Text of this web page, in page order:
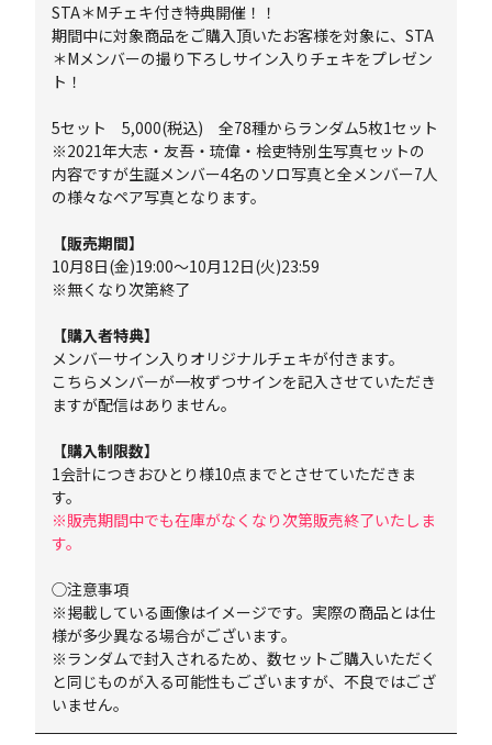
STA＊Mチェキ付き特典開催！！
期間中に対象商品をご購入頂いたお客様を対象に、STA
＊Mメンバーの撮り下ろしサイン入りチェキをプレゼン
ト！
5セット 5,000(税込) 全78種からランダム5枚1セット
※2021年大志・友吾・琉偉・桧吏特別生写真セットの
内容ですが生誕メンバー4名のソロ写真と全メンバー7人
の様々なペア写真となります。
【販売期間】
10月8日(金)19:00～10月12日(火)23:59
※無くなり次第終了
【購入者特典】
メンバーサイン入りオリジナルチェキが付きます。
こちらメンバーが一枚ずつサインを記入させていただき
ますが配信はありません。
【購入制限数】
1会計につきおひとり様10点までとさせていただきま
す。
※販売期間中でも在庫がなくなり次第販売終了いたしま
す。
◯注意事項
※掲載している画像はイメージです。実際の商品とは仕
様が多少異なる場合がございます。
※ランダムで封入されるため、数セットご購入いただく
と同じものが入る可能性もございますが、不良ではござ
いません。